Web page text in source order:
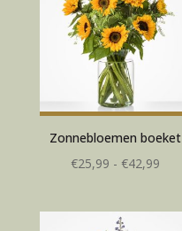
Zonnebloemen boeket
€25,99 - €42,99
tot